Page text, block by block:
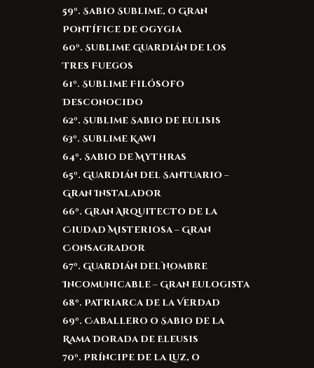
59º. Sabio Sublime, o Gran
Pontífice de Ogygia
60º. Sublime Guardián de los
Tres Fuegos
61º. Sublime Filósofo
Desconocido
62º. Sublime Sabio de Eulisis
63º. Sublime Kawi
64º. Sabio de Mythras
65º. Guardián del Santuario –
Gran Instalador
66º. Gran Arquitecto de la
Ciudad Misteriosa – Gran
Consagrador
67º. Guardián del Nombre
Incomunicable – Gran Eulogista
68º. Patriarca de la Verdad
69º. Caballero o Sabio de la
Rama Dorada de Eleusis
70º. Príncipe de la Luz, o